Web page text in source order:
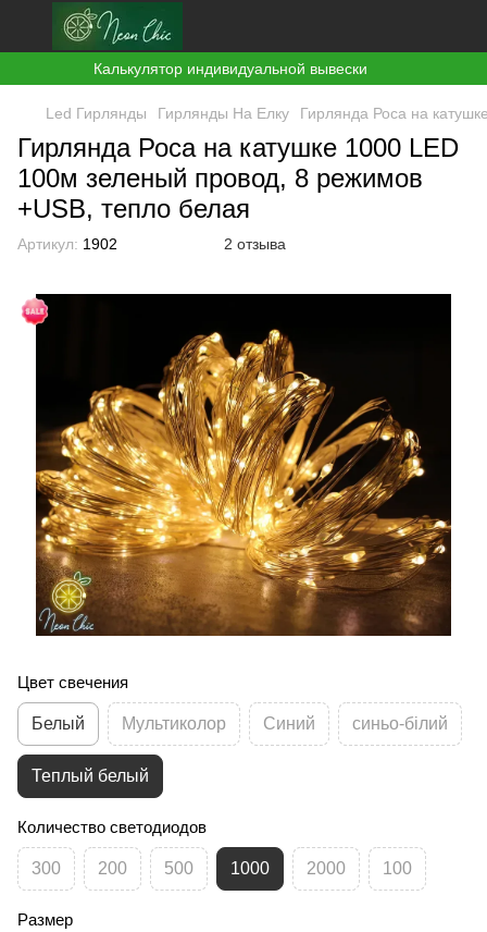
Калькулятор индивидуальной вывески
Led Гирлянды Гирлянды На Елку Гирлянда Роса на
Гирлянда Роса на катушке 1000 LED
100м зеленый провод, 8 режимов
+USB, тепло белая
Артикул: 1902 2 отзыва
Цвет свечения
Белый Мультиколор Синий синьо-білий
Теплый белый
Количество светодиодов
300 200 500 1000 2000 100
Размер